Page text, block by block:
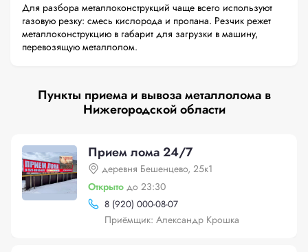
Для разбора металлоконструкций чаще всего используют
газовую резку: смесь кислорода и пропана. Резчик режет
металлоконструкцию в габарит для загрузки в машину,
перевозящую металлолом.
Пункты приема и вывоза металлолома в
Нижегородской области
Прием лома 24/7
деревня Бешенцево, 25к1
Открыто до 23:30
8 (920) 000-08-07
Приёмщик: Александр Крошка